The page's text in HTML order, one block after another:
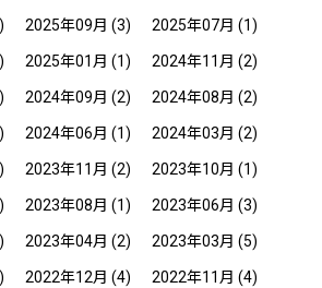
2025年09月 (3) 2025年07月 (1)
2025年01月 (1) 2024年11月 (2)
2024年09月 (2) 2024年08月 (2)
2024年06月 (1) 2024年03月 (2)
2023年11月 (2) 2023年10月 (1)
2023年08月 (1) 2023年06月 (3)
2023年04月 (2) 2023年03月 (5)
2022年12月 (4) 2022年11月 (4)